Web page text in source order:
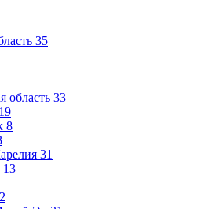
35
область 33
19
8
31
13
2